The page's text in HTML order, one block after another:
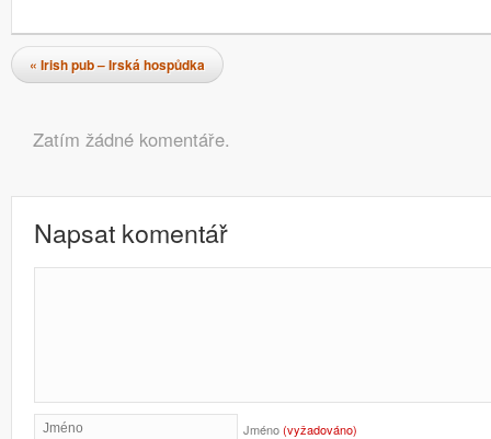
Navigace pro příspěvky
« Irish pub – Irská hospůdka
Komentáře
Zatím žádné komentáře.
Napsat komentář
Jméno(vyžadováno)